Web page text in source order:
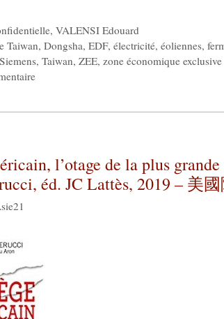
,VALENSI Edouard
Taiwan,Dongsha,EDF,électricité,éoliennes,
Siemens, Taiwan, ZEE, zone économique exclusive
l’otage de la plus
éd. JC Lattès, 2019 –